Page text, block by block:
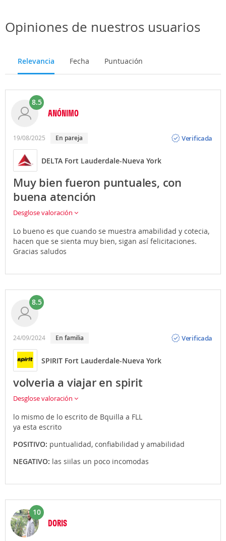
Opiniones de nuestros usuarios
Relevancia Fecha Puntuación
8.5
ANÓNIMO
19/08/2025 En pareja
Verificada
DELTA Fort Lauderdale-Nueva York
Muy bien fueron puntuales, con
buena atención
Desglose valoración
Lo bueno es que cuando se muestra amabilidad y cotecia,
hacen que se sienta muy bien, sigan así felicitaciones.
Gracias saludos
8.5
24/09/2024 En familia
Verificada
SPIRIT Fort Lauderdale-Nueva York
volveria a viajar en spirit
Desglose valoración
lo mismo de lo escrito de Bquilla a FLL
ya esta escrito
POSITIVO: puntualidad, confiabilidad y amabilidad
NEGATIVO: las siilas un poco incomodas
10
DORIS